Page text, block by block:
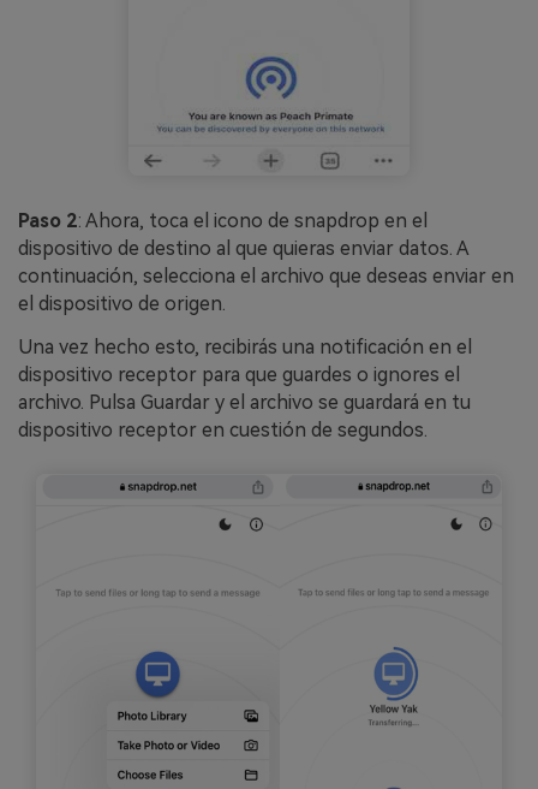
Paso 2: Ahora, toca el icono de snapdrop en el
dispositivo de destino al que quieras enviar datos. A
continuación, selecciona el archivo que deseas enviar en
el dispositivo de origen.
Una vez hecho esto, recibirás una notificación en el
dispositivo receptor para que guardes o ignores el
archivo. Pulsa Guardar y el archivo se guardará en tu
dispositivo receptor en cuestión de segundos.